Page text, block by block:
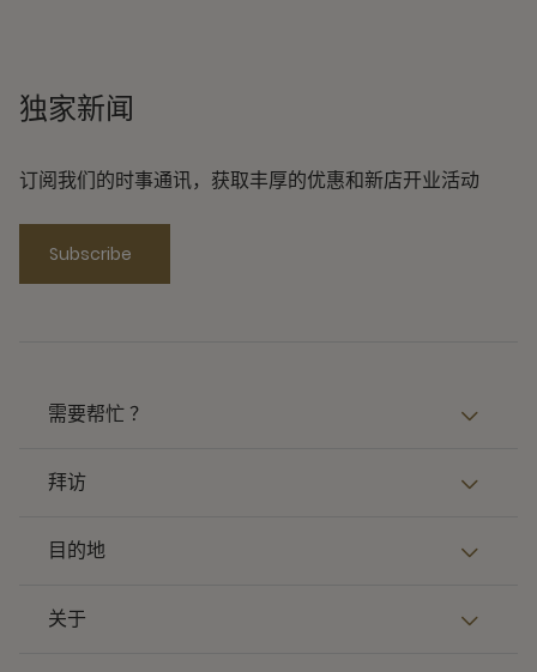
独家新闻
订阅我们的时事通讯，获取丰厚的优惠和新店开业活动
Subscribe
需要帮忙 ？
拜访
目的地
关于